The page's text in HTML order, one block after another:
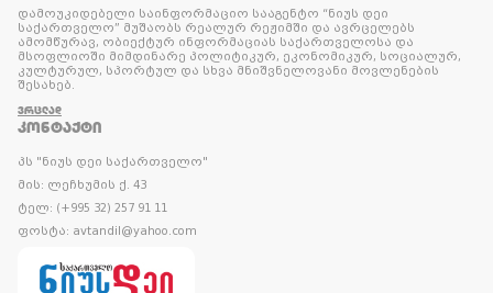
დამოუკიდებელი საინფორმაციო სააგენტო “ნიუს დეი
საქართველო” მუშაობს რეალურ რეჟიმში და ავრცელებს
ამომწურავ, ობიექტურ ინფორმაციას საქართველოსა და
მსოფლიოში მიმდინარე პოლიტიკურ, ეკონომიკურ, სოციალურ,
კულტურულ, სპორტულ და სხვა მნიშვნელოვანი მოვლენების
შესახებ.
ᲕᲠᲪᲚᲐᲓ
ᲙᲝᲜᲢᲐᲥᲢᲘ
პს "ნიუს დეი საქართველო"
მის: ლეჩხუმის ქ. 43
ტელ: (+995 32) 257 91 11
ფოსტა: avtandil@yahoo.com